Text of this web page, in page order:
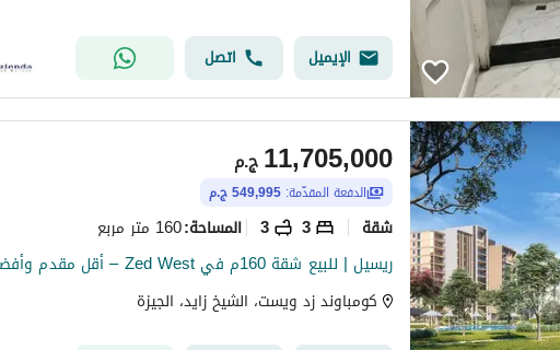
الإيميل اتصل
ج.م11,705,000
الدفعة المقدّمة: 549,995 ج.م
شقة 3
3 المساحة:160 متر مربع
كومباوند زد ويست، الشيخ زايد، الجيزة